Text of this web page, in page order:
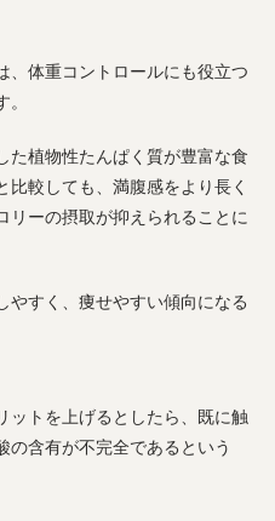
、体重コントロールにも役立つ
た植物性たんぱく質が豊富な食
較しても、満腹感をより長く
リーの摂取が抑えられることに
やすく、痩せやすい傾向になる
ットを上げるとしたら、既に触
の含有が不完全であるという